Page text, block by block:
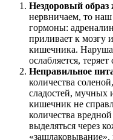
Нездоровый образ
нервничаем, то
гормоны:
приливает к мозгу
кишечника.
ослабляется,
Неправильное
количества
сладостей, мучных
кишечник не
количества
выделяться через